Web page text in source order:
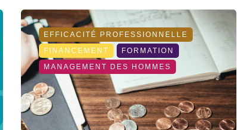
EFFICACITÉ PROFESSIONNELLE
FINANCEMENT
FORMATION
MANAGEMENT DES HOMMES